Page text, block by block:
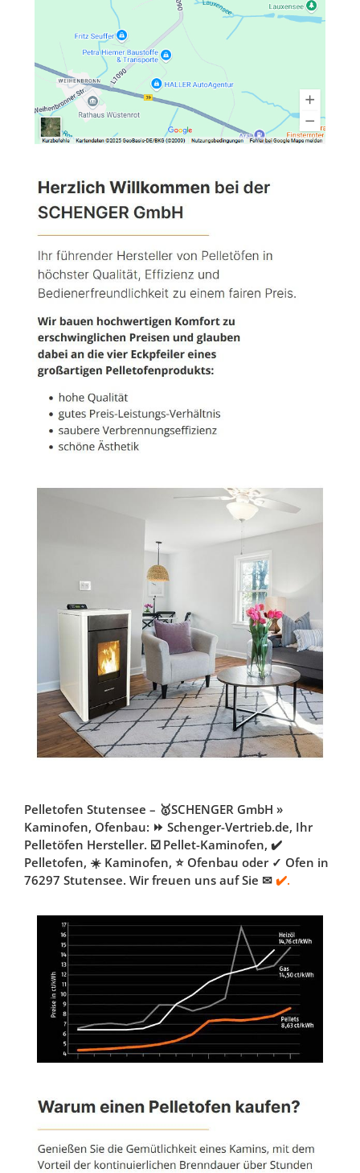
Pelletofen Stutensee – 🥇SCHENGER GmbH »
Kaminofen, Ofenbau: ⏩ Schenger-Vertrieb.de, Ihr
Pelletöfen Hersteller. ☑️ Pellet-Kaminofen, ✔️
Pelletofen, ☀️ Kaminofen, ⭐ Ofenbau oder ✓ Ofen in
76297 Stutensee. Wir freuen uns auf Sie ✉ ✔️.